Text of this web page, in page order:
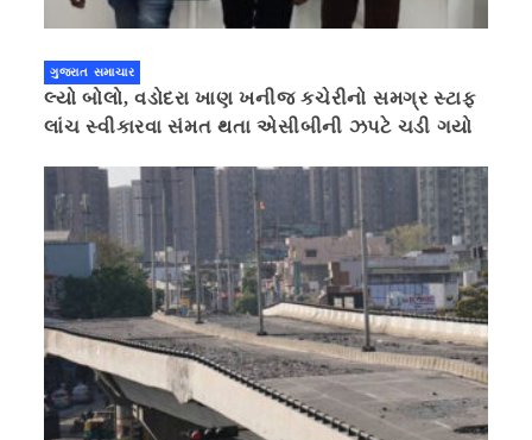
ગુજરાત સમાચાર
લ્યો બોલો, વડોદરા ખાણ ખનીજ કચેરીનો સમગ્ર સ્ટાફ
લાંચ સ્વીકારવા સંમત થતા એસીબીની ઝપટે ચડી ગયો